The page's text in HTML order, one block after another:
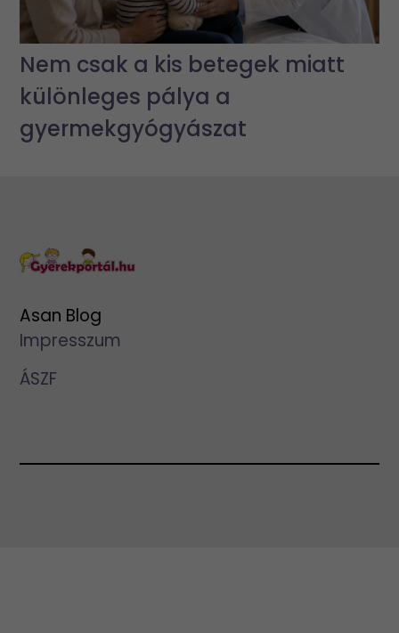
Nem csak a kis betegek miatt
különleges pálya a
gyermekgyógyászat
Asan Blog
Impresszum
ÁSZF